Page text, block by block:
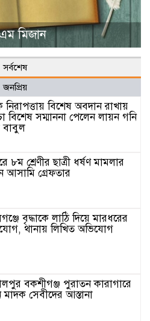
মিজান
সর্বশেষ
জনপ্রিয়
বিশেষ অবদান রাখায়
বিশেষ সম্মাননা পেলেন লায়ন গনি
বাবুল
৮ম শ্রেণীর ছাত্রী ধর্ষণ মামলার
আসামি গ্রেফতার
বৃদ্ধাকে লাঠি দিয়ে মারধরের
থানায় লিখিত অভিযোগ
বকশীগঞ্জ পুরাতন কারাগারে
সেবীদের আস্তানা